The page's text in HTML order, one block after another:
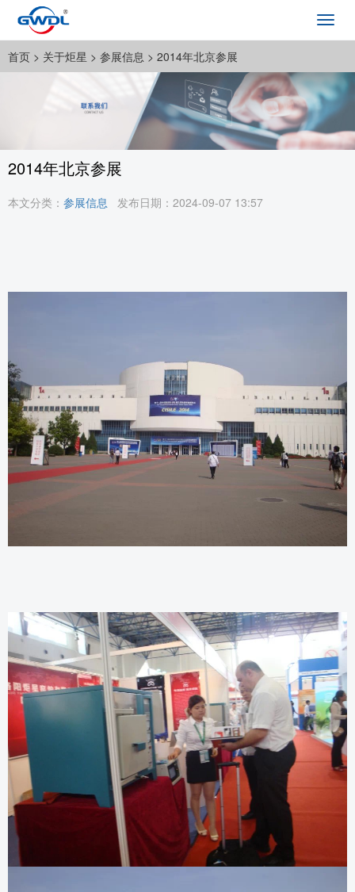
首页 > 关于炬星 > 参展信息 > 2014年北京参展
2014年北京参展
本文分类： 参展信息 发布日期：2024-09-07 13:57